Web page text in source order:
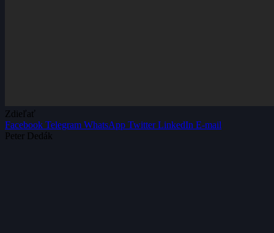
Zdieľať
Facebook Telegram WhatsApp Twitter LinkedIn E-mail
Peter Dedák